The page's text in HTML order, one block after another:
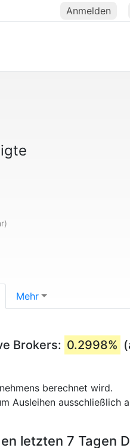
Anmelden
Mehr
Brokers: 0.2998%
berechnet wird.
Ausleihen ausschließlich
letzten 7 Tagen